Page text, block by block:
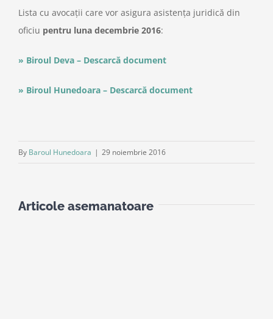
Lista cu avocații care vor asigura asistența juridică din
oficiu pentru luna decembrie 2016:
» Biroul Deva – Descarcă document
» Biroul Hunedoara – Descarcă document
By Baroul Hunedoara | 29 noiembrie 2016
Articole asemanatoare